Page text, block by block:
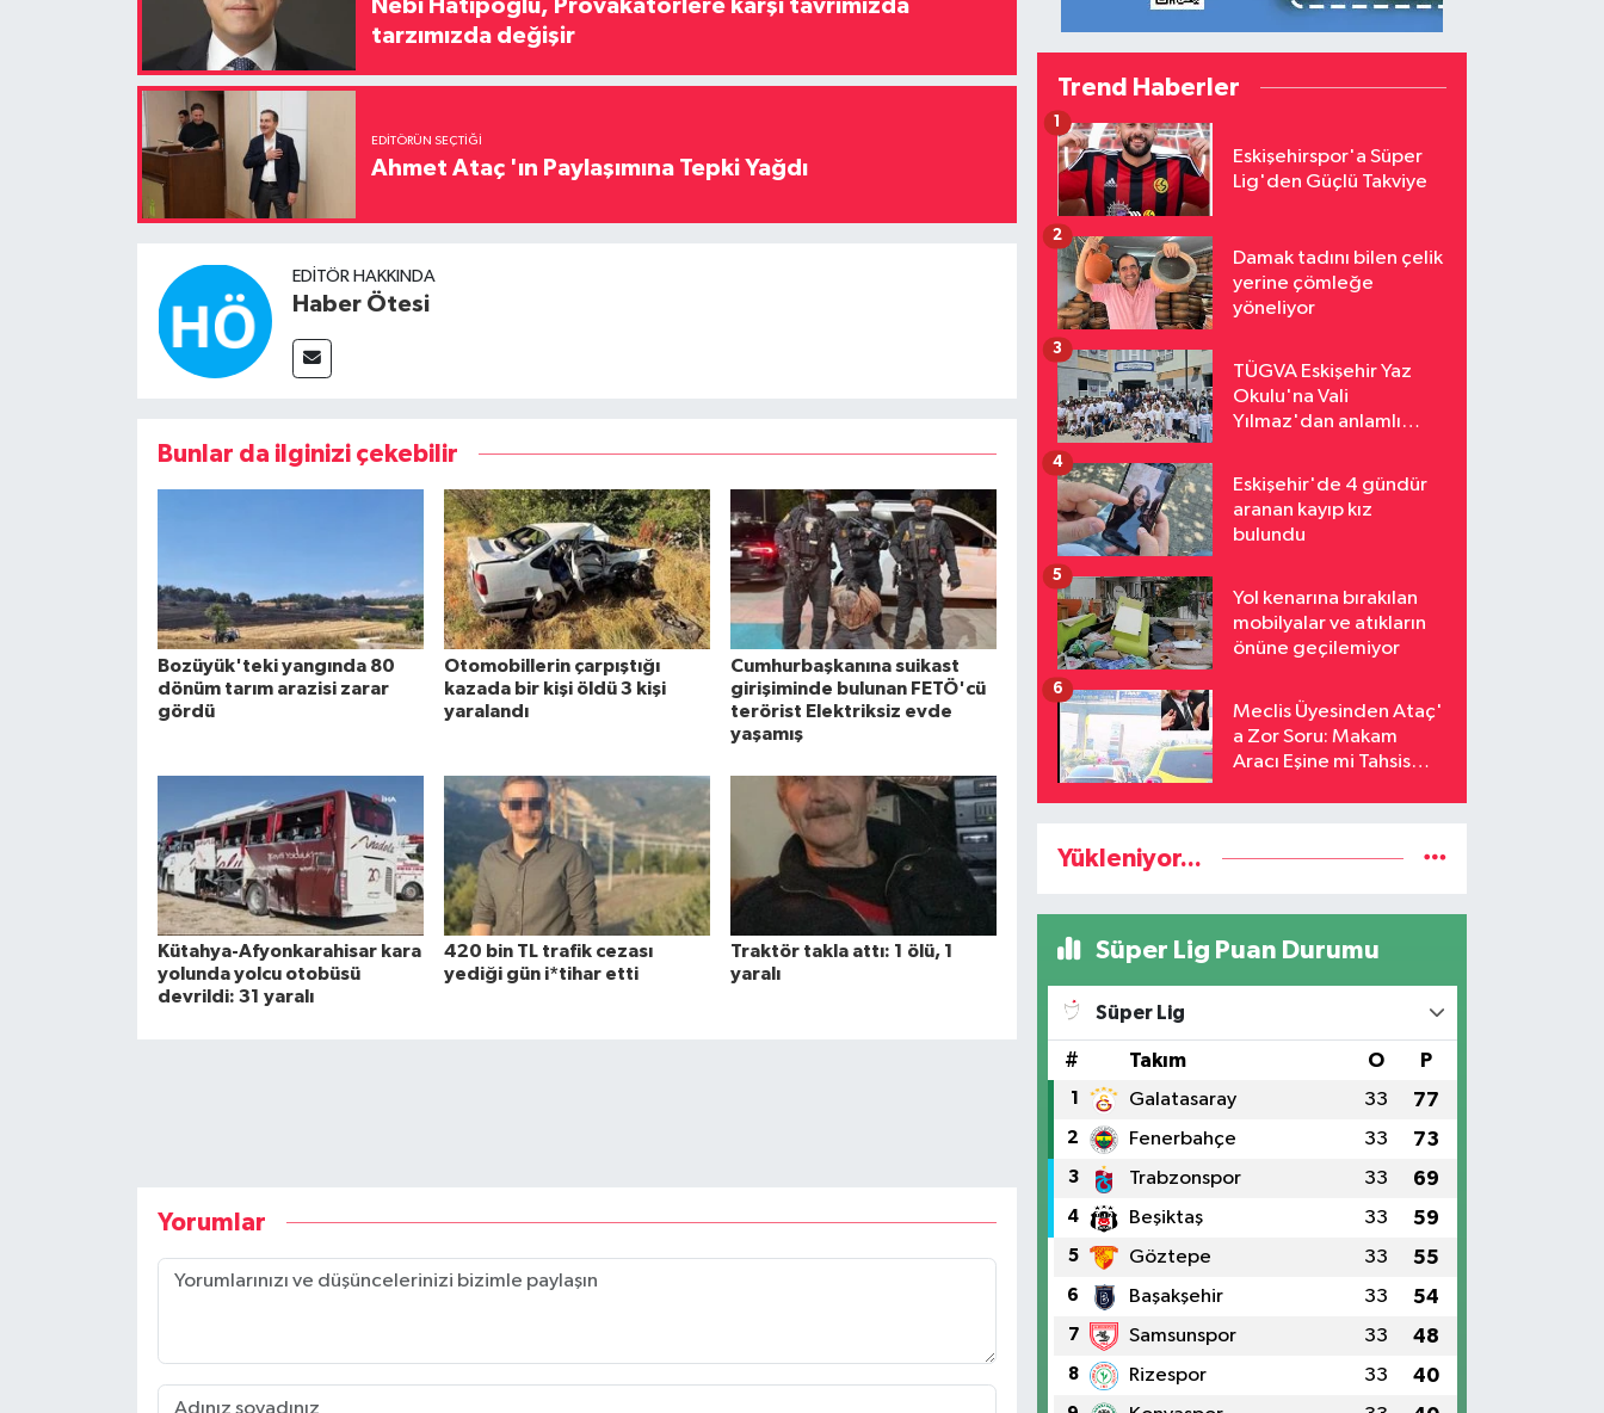
Nebi Hatipoğlu, Provakatörlere karşı tavrımızda
tarzımızda değişir
EDITÖRÜN SEÇTIĞI
Ahmet Ataç 'ın Paylaşımına Tepki Yağdı
EDITÖR HAKKINDA
Haber Ötesi
Bunlar da ilginizi çekebilir
Bozüyük'teki yangında 80
dönüm tarım arazisi zarar
gördü
Otomobillerin çarpıştığı
kazada bir kişi öldü 3 kişi
yaralandı
Cumhurbaşkanına suikast
girişiminde bulunan FETÖ'cü
terörist Elektriksiz evde
yaşamış
Kütahya-Afyonkarahisar kara
yolunda yolcu otobüsü
devrildi: 31 yaralı
420 bin TL trafik cezası
yediği gün i*tihar etti
Traktör takla attı: 1 ölü, 1
yaralı
Yorumlar
Trend Haberler
Eskişehirspor'a Süper
Lig'den Güçlü Takviye
1
Damak tadını bilen çelik
yerine çömleğe
yöneliyor
2
TÜGVA Eskişehir Yaz
Okulu'na Vali
Yılmaz'dan anlamlı
3
Eskişehir'de 4 gündür
aranan kayıp kız
bulundu
4
Yol kenarına bırakılan
mobilyalar ve atıkların
önüne geçilemiyor
5
Meclis Üyesinden Ataç'
a Zor Soru: Makam
Aracı Eşine mi Tahsis
6
Yükleniyor...
Süper Lig Puan Durumu
Süper Lig
# Takım O P
1 Galatasaray 33 77
2 Fenerbahçe 33 73
3 Trabzonspor 33 69
4 Beşiktaş 33 59
5 Göztepe 33 55
6 Başakşehir 33 54
7 Samsunspor 33 48
8 Rizespor 33 40